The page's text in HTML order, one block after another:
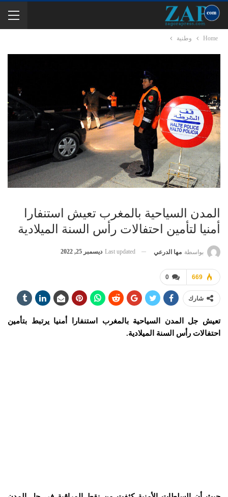
Home وطنية
المدن السياحية بالمغرب تعيش استنفارا
أمنيا لتأمين احتفالات رأس السنة الميلادية
بواسطة مها الدرعي Last updated ديسمبر 25, 2022
0 669
شارك
تعيش جل المدن السياحية بالمغرب استنفارا أمنيا يرتبط بتأمين
احتفالات رأس السنة الميلادية.